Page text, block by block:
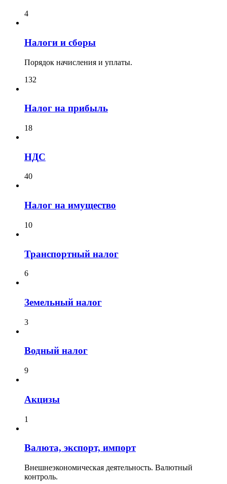
4
Налоги и сборы
Порядок начисления и уплаты.
132
Налог на прибыль
18
НДС
40
Налог на имущество
10
Транспортный налог
6
Земельный налог
3
Водный налог
9
Акцизы
1
Валюта, экспорт, импорт
Внешнеэкономическая деятельность. Валютный
контроль.